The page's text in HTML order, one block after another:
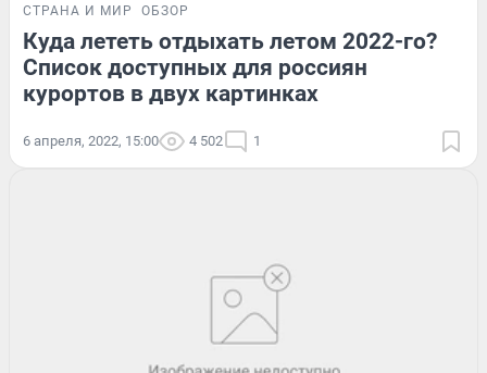
СТРАНА И МИР ОБЗОР
Куда лететь отдыхать летом 2022-го?
Список доступных для россиян
курортов в двух картинках
6 апреля, 2022, 15:00 4 502 1